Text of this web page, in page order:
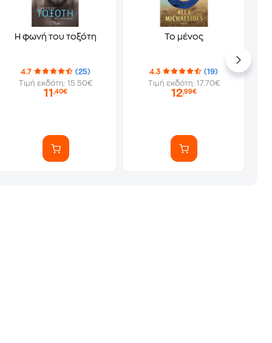
Η φωνή του τοξότη
4.7
(25)
Τιμή εκδότη: 15.50€
11,40€
Το μένος
4.3
(19)
Τιμή εκδότη: 17.70€
12,99€